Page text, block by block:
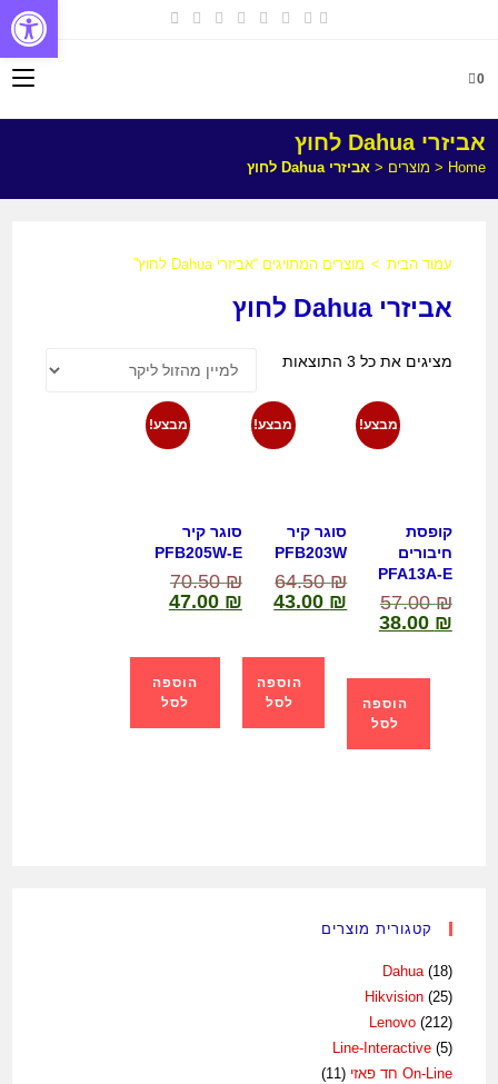
0
אביזרי Dahua לחוץ
Home
< מוצרים <אביזרי Dahua לחוץ
עמוד הבית > מוצרים המתויגים “אביזרי Dahua לחוץ”
אביזרי Dahua לחוץ
מציגים את כל ⁦3⁩ התוצאות
מבצע!
קופסת
חיבורים
PFA13A-E
57.00₪
38.00 ₪
הוספה
לסל
מבצע!
סוגר קיר
PFB203W
64.50₪
43.00 ₪
הוספה
לסל
מבצע!
סוגר קיר
PFB205W-E
70.50₪
47.00 ₪
הוספה
לסל
קטגורית מוצרים
Dahua (18)
Hikvision (25)
Lenovo (212)
Line-Interactive (5)
On-Line חד פאזי
(11)